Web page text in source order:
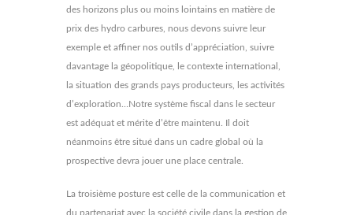
des horizons plus ou moins lointains en matière de
prix des hydro carbures, nous devons suivre leur
exemple et affiner nos outils d’appréciation, suivre
davantage la géopolitique, le contexte international,
la situation des grands pays producteurs, les activités
d’exploration…Notre système fiscal dans le secteur
est adéquat et mérite d’être maintenu. Il doit
néanmoins être situé dans un cadre global où la
prospective devra jouer une place centrale.
La troisième posture est celle de la communication et
du partenariat avec la société civile dans la gestion de